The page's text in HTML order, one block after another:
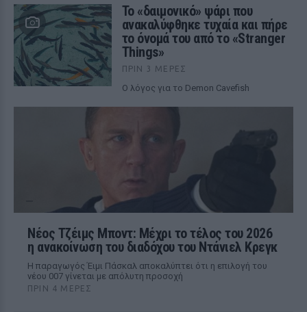
Το «δαιμονικό» ψάρι που
ανακαλύφθηκε τυχαία και πήρε
το όνομά του από το «Stranger
Things»
ΠΡΙΝ 3 ΜΈΡΕΣ
Ο λόγος για το Demon Cavefish
Νέος Τζέιμς Μποντ: Μέχρι το τέλος του 2026
η ανακοίνωση του διαδόχου του Ντάνιελ Κρεγκ
Η παραγωγός Έιμι Πάσκαλ αποκαλύπτει ότι η επιλογή του
νέου 007 γίνεται με απόλυτη προσοχή
ΠΡΙΝ 4 ΜΈΡΕΣ